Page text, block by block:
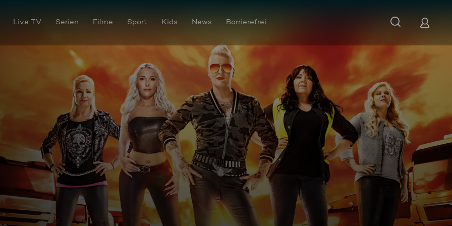
Live TV Serien Filme Sport Kids News Barrierefrei